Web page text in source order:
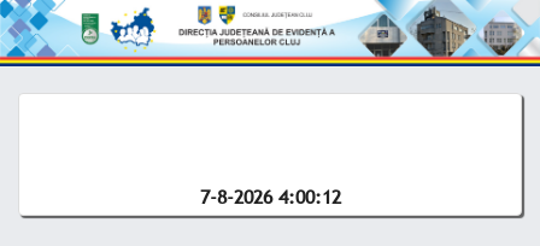
7-8-2026 4:00:12